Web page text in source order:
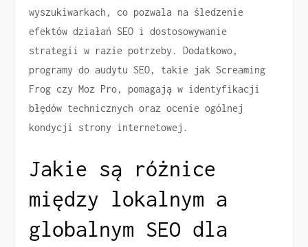
wyszukiwarkach, co pozwala na śledzenie
efektów działań SEO i dostosowywanie
strategii w razie potrzeby. Dodatkowo,
programy do audytu SEO, takie jak Screaming
Frog czy Moz Pro, pomagają w identyfikacji
błędów technicznych oraz ocenie ogólnej
kondycji strony internetowej.
Jakie są różnice
między lokalnym a
globalnym SEO dla